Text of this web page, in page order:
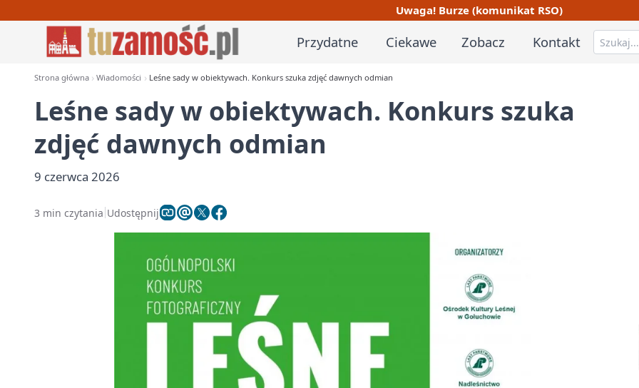
Uwaga! Burze (komunikat RSO)
Przydatne Ciekawe Zobacz Kontakt
Strona główna Wiadomości Leśne sady w obiektywach. Konkurs szuka zdjęć dawnych odmian
Leśne sady w obiektywach. Konkurs szuka
zdjęć dawnych odmian
9 czerwca 2026
3 min czytania Udostępnij